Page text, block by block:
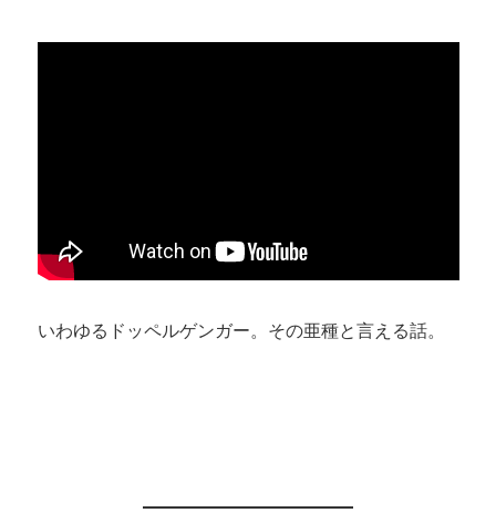
いわゆるドッペルゲンガー。その亜種と言える話。